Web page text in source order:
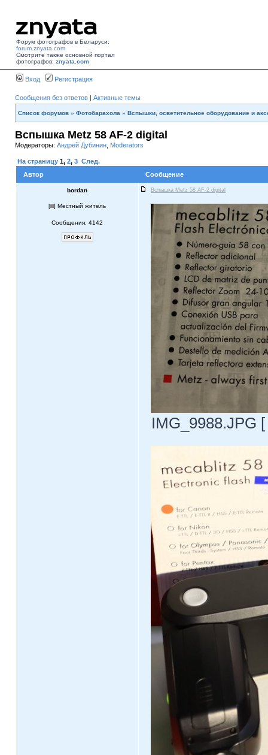
Форум фотографов в Беларуси:
forum.znyata.com
Смотрите также основной портал
фотографов: znyata.com
Вход Регистрация
Сообщения без ответов | Активные темы
Список форумов » Фотобарахола » Вспышки, осветительное оборудование и
Вспышка Metz 58 AF-2 digital
Модераторы: Андрей Дубинин Moderators
На страницу 1, 2, 3 След.
Автор
Сообщение
bordan Вспышка Metz 58 AF-2 digital
[ ] Местный житель
Сообщения: 4142
IMG_9988.JPG